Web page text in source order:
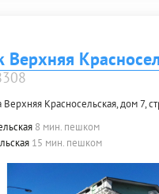
Верхняя
Верхняя Красносельская, дом 7,
8 мин. пешком
15 мин. пешком